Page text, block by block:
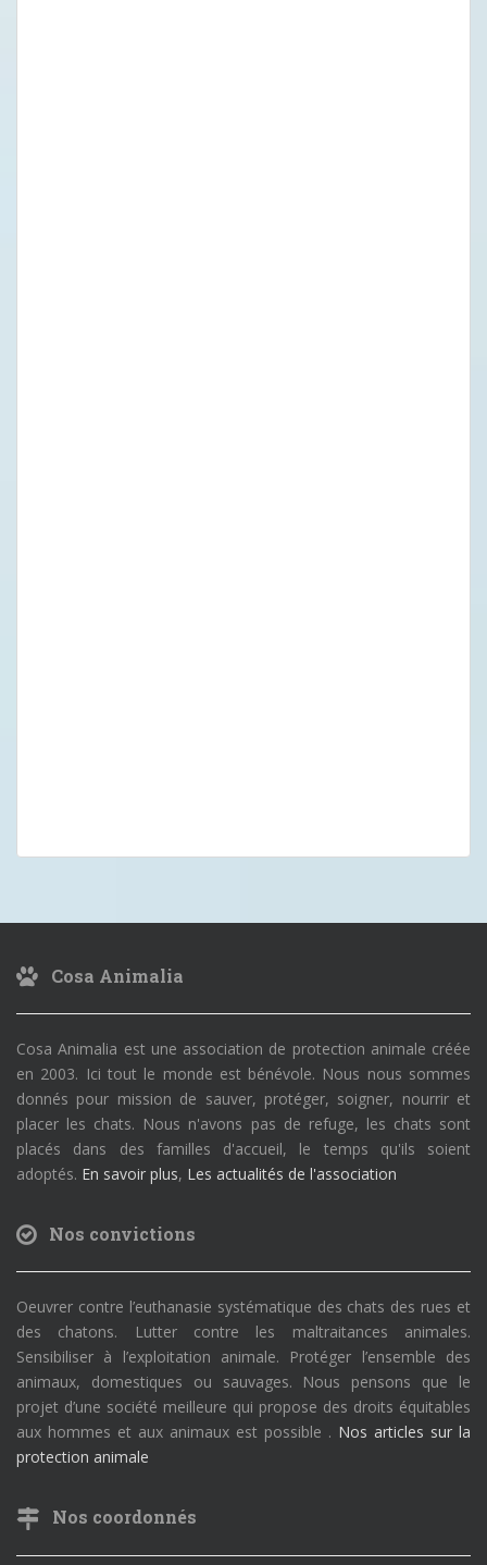
Cosa Animalia
Cosa Animalia est une association de protection animale créée
en 2003. Ici tout le monde est bénévole. Nous nous sommes
donnés pour mission de sauver, protéger, soigner, nourrir et
placer les chats. Nous n'avons pas de refuge, les chats sont
placés dans des familles d'accueil, le temps qu'ils soient
adoptés. En savoir plus, Les actualités de l'association
Nos convictions
Oeuvrer contre l’euthanasie systématique des chats des rues et
des chatons. Lutter contre les maltraitances animales.
Sensibiliser à l’exploitation animale. Protéger l’ensemble des
animaux, domestiques ou sauvages. Nous pensons que le
projet d’une société meilleure qui propose des droits équitables
aux hommes et aux animaux est possible . Nos articles sur la
protection animale
Nos coordonnés